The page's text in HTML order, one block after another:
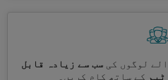
لوگوں کی سب سے زیادہ قابل
کے ساتھ کام کریں۔